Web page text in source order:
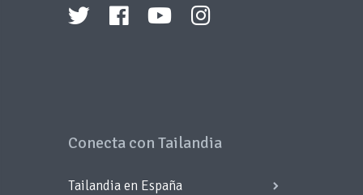
Conecta con Tailandia
Tailandia en España